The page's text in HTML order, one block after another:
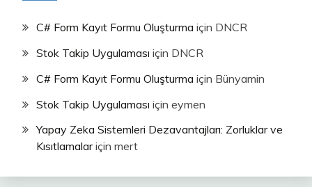
C# Form Kayıt Formu Oluşturma için DNCR
Stok Takip Uygulaması için DNCR
C# Form Kayıt Formu Oluşturma için Bünyamin
Stok Takip Uygulaması için eymen
Yapay Zeka Sistemleri Dezavantajları: Zorluklar ve
Kısıtlamalariçin mert